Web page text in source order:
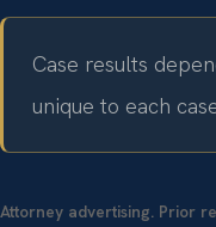
Case results
unique to each
Attorney advertising. Prior